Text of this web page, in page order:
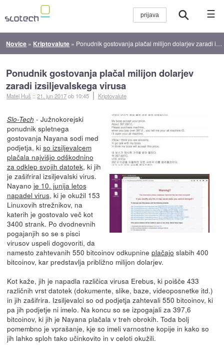
☰
Novice » Kriptovalute » Ponudnik gostovanja plačal milijon dolarjev zaradi izsiljevalskega virusa
Ponudnik gostovanja plačal milijon dolarjev
zaradi izsiljevalskega virusa
Matej Huš ::21. jun 2017ob 10:45 Kriptovalute
Slo-Tech - Južnokorejski
ponudnik spletnega
gostovanja Nayana sodi med
podjetja, ki so izsiljevalcem
plačala najvišjo odškodnino
za odklep svojih datotek, ki jih
je zašifriral izsiljevalski virus.
Nayano je 10. junija letos
napadel virus, ki je okužil 153
Linuxovih strežnikov, na
katerih je gostovalo več kot
3400 strank. Po dvodnevnih
pogajanjih so se s pisci
virusov uspeli dogovoriti, da
namesto zahtevanih 550 bitcoinov odkupnine plačajo slabih 400
bitcoinov, kar predstavlja približno milijon dolarjev.
Kot kaže, jih je napadla različica virusa Erebus, ki poišče 433
različnih vrst datotek (dokumente, slike, baze, videoposnetke itd.)
in jih zašifrira. Izsiljevalci so od podjetja zahtevali 550 bitcoinov, ki
pa jih podjetje ni imelo. Na koncu so se izpogajali za 397,6
bitcoinov, ki jih je Nayana plačala v treh obrokih. Toda bolj
pomembno je vprašanje, kje so imeli varnostne kopije in kako so
jih lahko sploh tako učinkovito in v celoti okužili.